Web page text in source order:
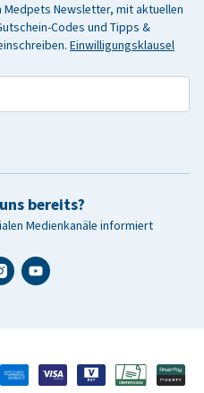
Newsletter, mit aktuellen
Codes und Tipps &
Einwilligungsklausel
bereits?
Medienkanäle informiert